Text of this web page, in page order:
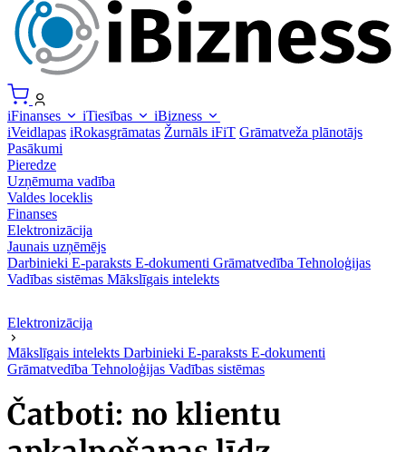
iFinanses iTiesības
iBizness
iVeidlapas iRokasgrāmatas Žurnāls iFiT Grāmatveža plānotājs
Pasākumi
Pieredze
Uzņēmuma vadība
Valdes loceklis
Finanses
Elektronizācija
Jaunais uzņēmējs
Darbinieki E-paraksts E-dokumenti Grāmatvedība Tehnoloģijas
Vadības sistēmas Mākslīgais intelekts
Elektronizācija
Mākslīgais intelekts Darbinieki E-paraksts E-dokumenti
Grāmatvedība Tehnoloģijas Vadības sistēmas
Čatboti: no klientu